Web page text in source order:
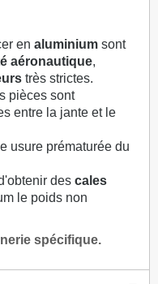
en aluminium sont
aéronautique,
très strictes.
pièces sont
entre la jante et le
usure prématurée du
des cales
le poids non
spécifique.